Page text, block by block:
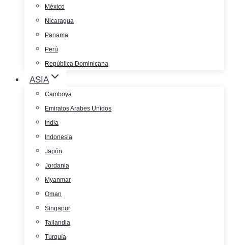
México
Nicaragua
Panama
Perú
República Dominicana
ASIA
Camboya
Emiratos Arabes Unidos
India
Indonesia
Japón
Jordania
Myanmar
Oman
Singapur
Tailandia
Turquía